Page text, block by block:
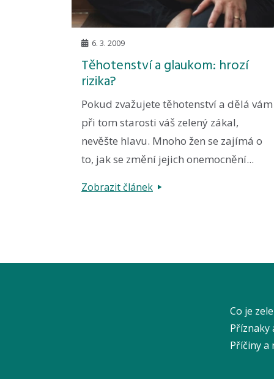
6. 3. 2009
Těhotenství a glaukom: hrozí
rizika?
Pokud zvažujete těhotenství a dělá vám
při tom starosti váš zelený zákal,
nevěšte hlavu. Mnoho žen se zajímá o
to, jak se změní jejich onemocnění...
Zobrazit článek
Co je
Příznaky
Příčiny a